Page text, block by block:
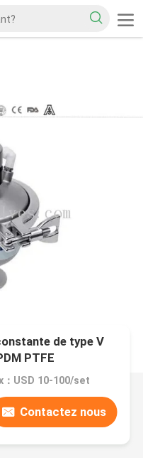
de type V
PTFE
：USD 10-100/set
Contactez nous